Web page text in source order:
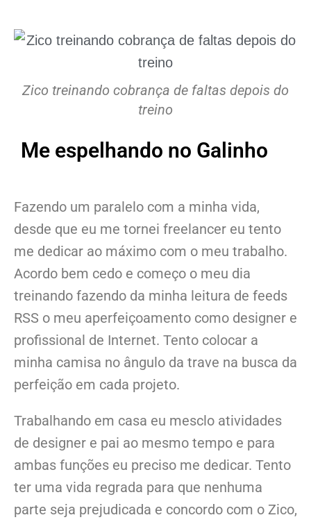
Zico treinando cobrança de faltas depois do
treino
Me espelhando no Galinho
Fazendo um paralelo com a minha vida,
desde que eu me tornei freelancer eu tento
me dedicar ao máximo com o meu trabalho.
Acordo bem cedo e começo o meu dia
treinando fazendo da minha leitura de feeds
RSS o meu aperfeiçoamento como designer e
profissional de Internet. Tento colocar a
minha camisa no ângulo da trave na busca da
perfeição em cada projeto.
Trabalhando em casa eu mesclo atividades
de designer e pai ao mesmo tempo e para
ambas funções eu preciso me dedicar. Tento
ter uma vida regrada para que nenhuma
parte seja prejudicada e concordo com o Zico,